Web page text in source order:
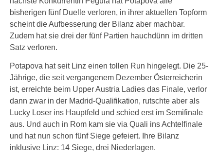
bisherigen fünf Duelle verloren, in ihrer aktuellen Topform
scheint die Aufbesserung der Bilanz aber machbar.
Zudem hat sie drei der fünf Partien hauchdünn im dritten
Satz verloren.
Potapova hat seit Linz einen tollen Run hingelegt. Die 25-
Jährige, die seit vergangenem Dezember Österreicherin
ist, erreichte beim Upper Austria Ladies das Finale, verlor
dann zwar in der Madrid-Qualifikation, rutschte aber als
Lucky Loser ins Hauptfeld und schied erst im Semifinale
aus. Und auch in Rom kam sie via Quali ins Achtelfinale
und hat nun schon fünf Siege gefeiert. Ihre Bilanz
inklusive Linz: 14 Siege, drei Niederlagen.